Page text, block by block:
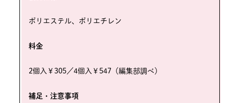
ポリエステル、ポリエチレン
料金
2個入￥305／4個入￥547（編集部調べ）
補足・注意事項